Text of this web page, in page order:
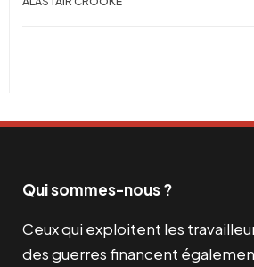
Qui sommes-nous ?
Ceux qui exploitent les
des guerres financent